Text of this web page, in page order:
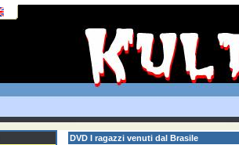
DVD I ragazzi venuti dal Brasile